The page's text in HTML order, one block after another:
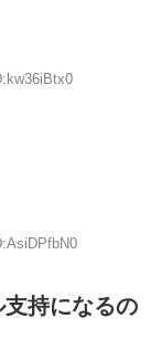
持になるの